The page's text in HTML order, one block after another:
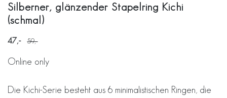
Silberner, glänzender Stapelring Kichi
(schmal)
47 59
Online only
Die Kichi-Serie besteht aus 6 minimalistischen Ringen, die